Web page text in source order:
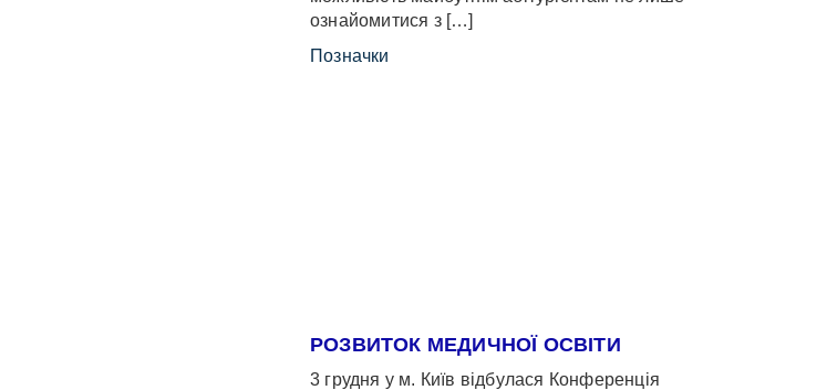
ознайомитися з […]
Позначки
РОЗВИТОК МЕДИЧНОЇ ОСВІТИ
3 грудня у м. Київ відбулася Конференція